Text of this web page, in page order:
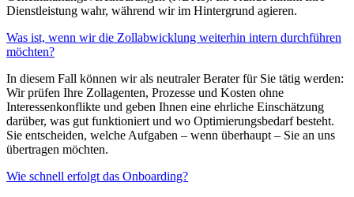
Dienstleistung wahr, während wir im Hintergrund agieren.
Was ist, wenn wir die Zollabwicklung weiterhin intern durchführen
möchten?
In diesem Fall können wir als neutraler Berater für Sie tätig werden:
Wir prüfen Ihre Zollagenten, Prozesse und Kosten ohne
Interessenkonflikte und geben Ihnen eine ehrliche Einschätzung
darüber, was gut funktioniert und wo Optimierungsbedarf besteht.
Sie entscheiden, welche Aufgaben – wenn überhaupt – Sie an uns
übertragen möchten.
Wie schnell erfolgt das Onboarding?